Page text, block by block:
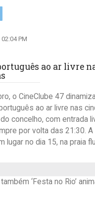
02:04 PM
ao ar livre
o CineClube 47
ao ar livre nas
concelho, com entrada
por volta das 21:30. A
lugar no dia 15, na praia